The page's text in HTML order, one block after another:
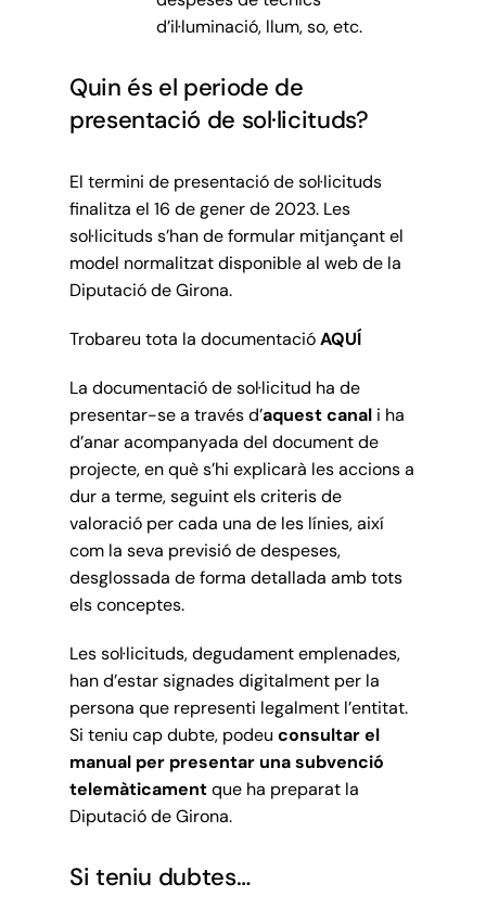
d’il·luminació, llum, so, etc.
Quin és el periode de
presentació de sol·licituds?
El termini de presentació de sol·licituds
finalitza el 16 de gener de 2023. Les
sol·licituds s’han de formular mitjançant el
model normalitzat disponible al web de la
Diputació de Girona.
Trobareu tota la documentacióAQUÍ
La documentació de sol·licitud ha de
presentar-se a través d’aquest canali ha
d’anar acompanyada del document de
projecte, en què s’hi explicarà les accions a
dur a terme, seguint els criteris de
valoració per cada una de les línies, així
com la seva previsió de despeses,
desglossada de forma detallada amb tots
els conceptes.
Les sol·licituds, degudament emplenades,
han d’estar signades digitalment per la
persona que representi legalment l’entitat.
Si teniu cap dubte, podeu consultar el
manual per presentar una subvenció
telemàticamentque ha preparat la
Diputació de Girona.
Si teniu dubtes…